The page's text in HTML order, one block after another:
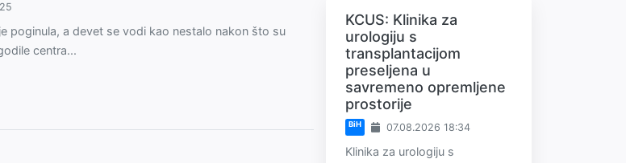
poginula, a devet se vodi kao nestalo nakon što su
centra...
KCUS: Klinika za
urologiju s
transplantacijom
preseljena u
savremeno opremljene
prostorije
BiH 07.08.2026 18:34
Klinika za urologiju s